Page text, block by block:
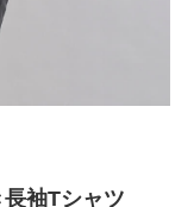
袖Tシャツ